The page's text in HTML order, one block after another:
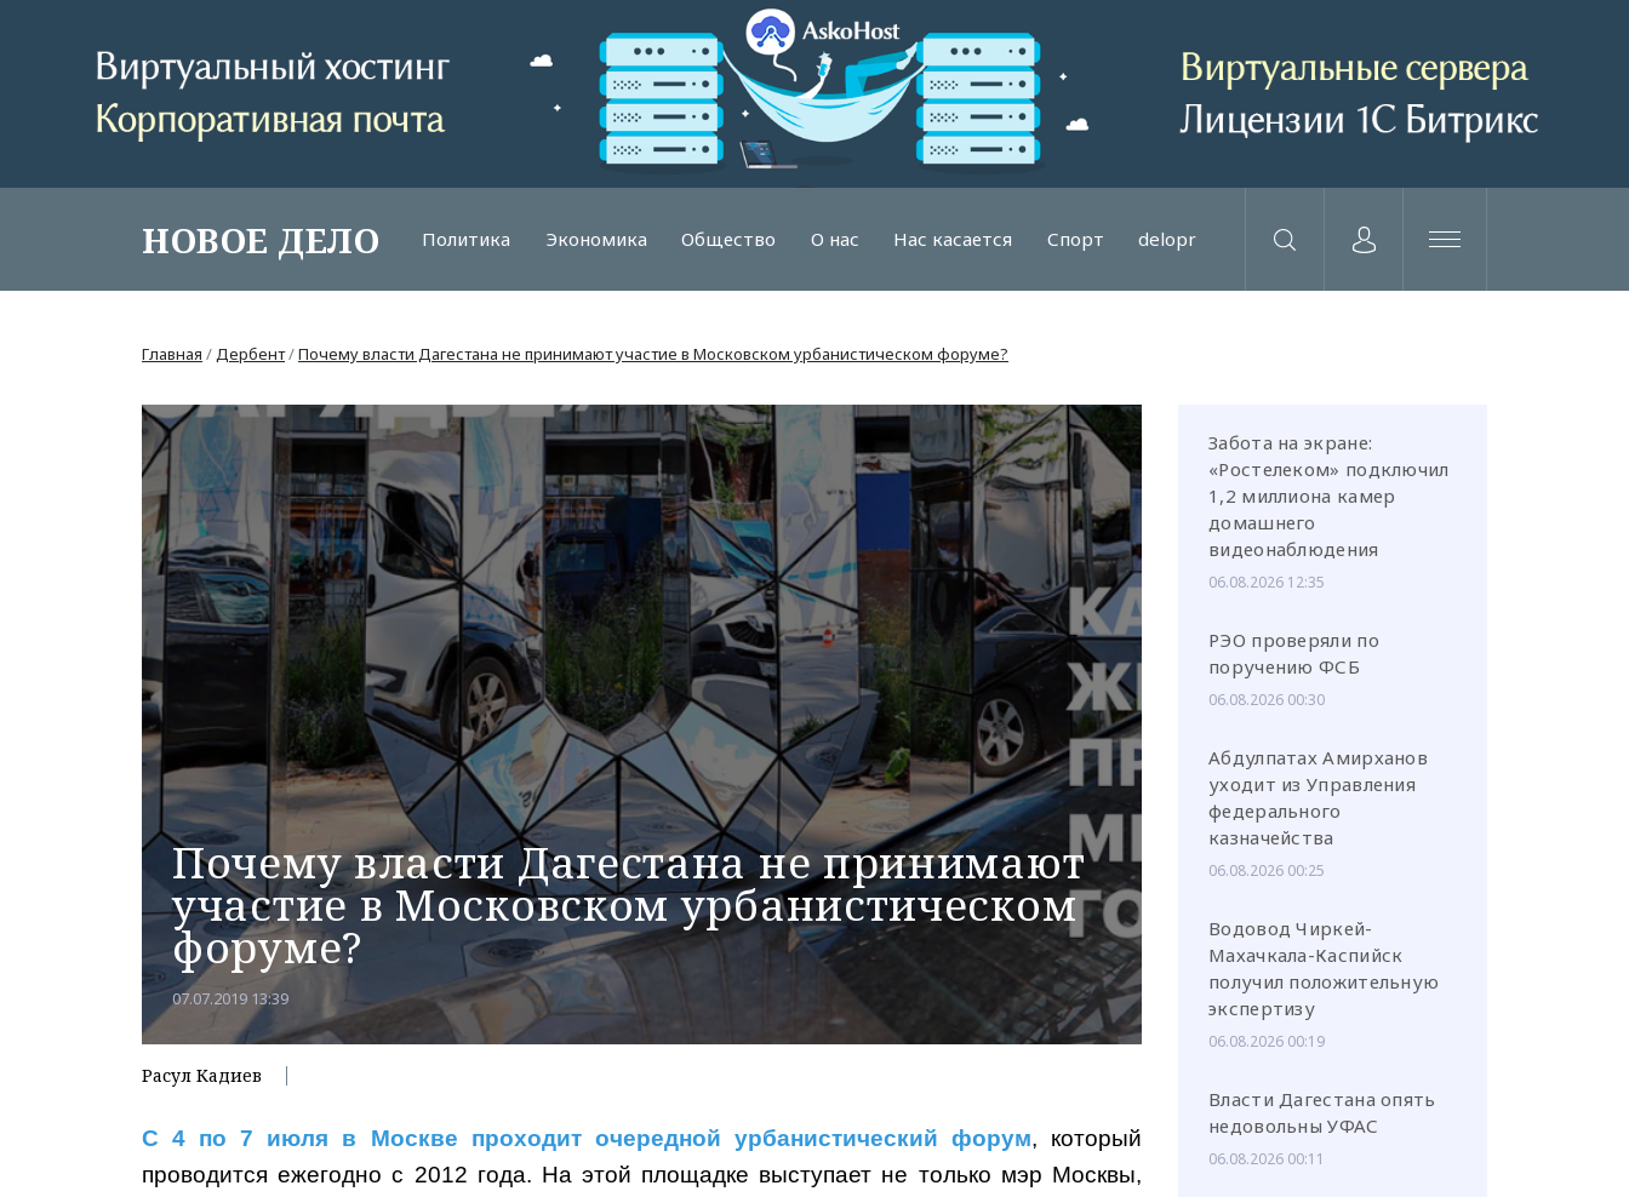
НОВОЕ ДЕЛО Политика Экономика Общество О нас Нас касается Спорт delopr
или через соц. сети
Главная /Дербент/Почему власти Дагестана не принимают участие в Московском урбанистическом форуме?
Почему власти Дагестана не принимают
участие в Московском урбанистическом
форуме?
07.07.2019 13:39
Расул Кадиев
С 4 по 7 июля в Москве проходит очередной урбанистический форум, который
проводится ежегодно с 2012 года. На этой площадке выступает не только мэр Москвы,
Забота на экране:
«Ростелеком» подключил
1,2 миллиона камер
домашнего
видеонаблюдения
06.08.2026 12:35
РЭО проверяли по
поручению ФСБ
06.08.2026 00:30
Абдулпатах Амирханов
уходит из Управления
федерального
казначейства
06.08.2026 00:25
Водовод Чиркей-
Махачкала-Каспийск
получил положительную
экспертизу
06.08.2026 00:19
Власти Дагестана опять
недовольны УФАС
06.08.2026 00:11